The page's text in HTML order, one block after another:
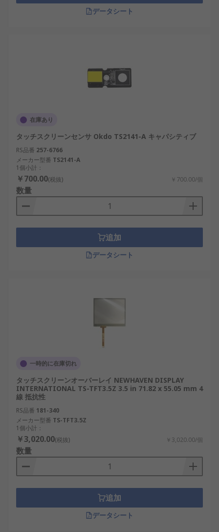
データシート
在庫あり
タッチスクリーンセンサ Okdo TS2141-A キャパシティブ
RS品番 257-6766
メーカー型番 TS2141-A
1個小計：
￥700.00(税抜) ￥700.00/個
数量
追加
データシート
一時的に在庫切れ
タッチスクリーンオーバーレイ NEWHAVEN DISPLAY
INTERNATIONAL TS-TFT3.5Z 3.5 in 71.82 x 55.05 mm 4
線 抵抗性
RS品番 181-340
メーカー型番 TS-TFT3.5Z
1個小計：
￥3,020.00(税抜) ￥3,020.00/個
数量
追加
データシート